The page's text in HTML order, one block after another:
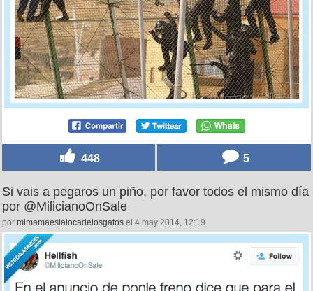
448 5
Si vais a pegaros un piño, por favor todos el mismo día
por @MilicianoOnSale
por mimamaeslalocadelosgatos el 4 may 2014, 12:19